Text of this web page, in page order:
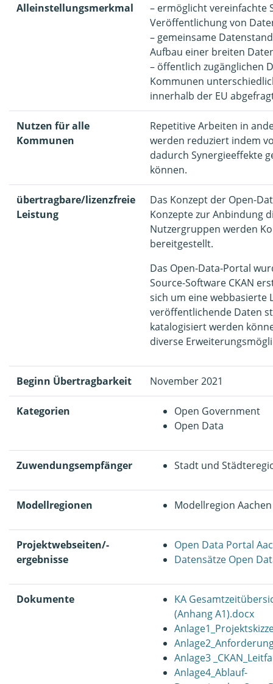
Alleinstellungsmerkmal
– ermöglicht vereinfachte
Veröffentlichung von
– gemeinsame
Aufbau einer breiten
– öffentlich zugänglichen
Kommunen
innerhalb der EU
Nutzen für alle
Kommunen
Repetitive Arbeiten in
werden reduziert indem
dadurch Synergieeffekte
können.
übertragbare/lizenzfreie
Leistung
Das Konzept der Open-
Konzepte zur Anbindung
Nutzergruppen werden
bereitgestellt.
Das Open-Data-Portal
Source-Software CKAN
sich um eine webbasierte
veröffentlichende Daten
katalogisiert werden
diverse
Beginn Übertragbarkeit November 2021
Kategorien
Open Government
Open Data
Zuwendungsempfänger Stadt und
Modellregionen Modellregion Aachen
Projektwebseiten/-
ergebnisse
Open Data Portal
Datensätze Open
Dokumente
KA
(Anhang A1).docx
Anlage3
Anlage4_Ablauf-